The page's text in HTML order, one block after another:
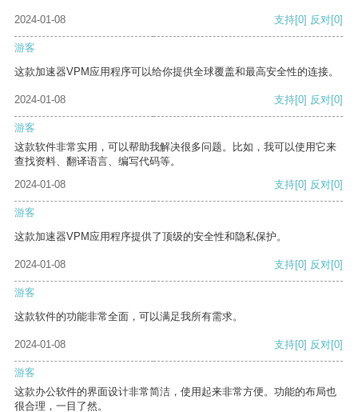
2024-01-08 支持[0] 反对[0]
游客
这款加速器VPM应用程序可以给你提供全球覆盖和最高安全性的连接。
2024-01-08 支持[0] 反对[0]
游客
这款软件非常实用，可以帮助我解决很多问题。比如，我可以使用它来
查找资料、翻译语言、编写代码等。
2024-01-08
支持[0] 反对[0]
游客
这款加速器VPM应用程序提供了顶级的安全性和隐私保护。
2024-01-08 支持[0] 反对[0]
游客
这款软件的功能非常全面，可以满足我所有需求。
2024-01-08 支持[0] 反对[0]
游客
这款办公软件的界面设计非常简洁，使用起来非常方便。功能的布局也
很合理，一目了然。